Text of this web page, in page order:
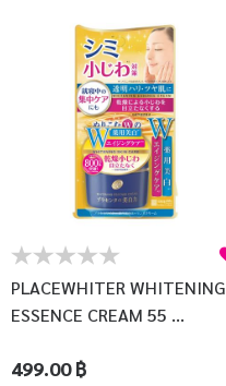
PLACEWHITER WHITENING
ESSENCE CREAM 55 ...
499.00 ฿